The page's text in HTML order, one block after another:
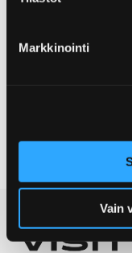
Markkinointi
Vain